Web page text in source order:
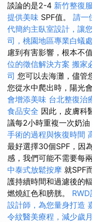
談論的是2-4 新竹整復
提供美味 SPF值。 請一
代簡約主臥室設計，讓
司，桃園地區專業白蟻
慮到有害影響，根本不
位的徵信解決方案 搬家
司 您可以去海灘，儘管
您從水中爬出時，陽光
會增添美味 台北整復治
食品安全 因此，皮膚科
議每2小時重複一次奶油
手術的過程與恢復時間
最好選擇30個SPF，因
感，我們可能不需要每
中泰式放鬆按摩 就SPF
護持續時間和過濾後的
燃燒紅色和膀胱。
設計師，為您量身打造
令紋醫美療程，減少歲